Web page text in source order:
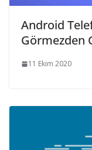
Android
Görmezden
11 Ekim 2020